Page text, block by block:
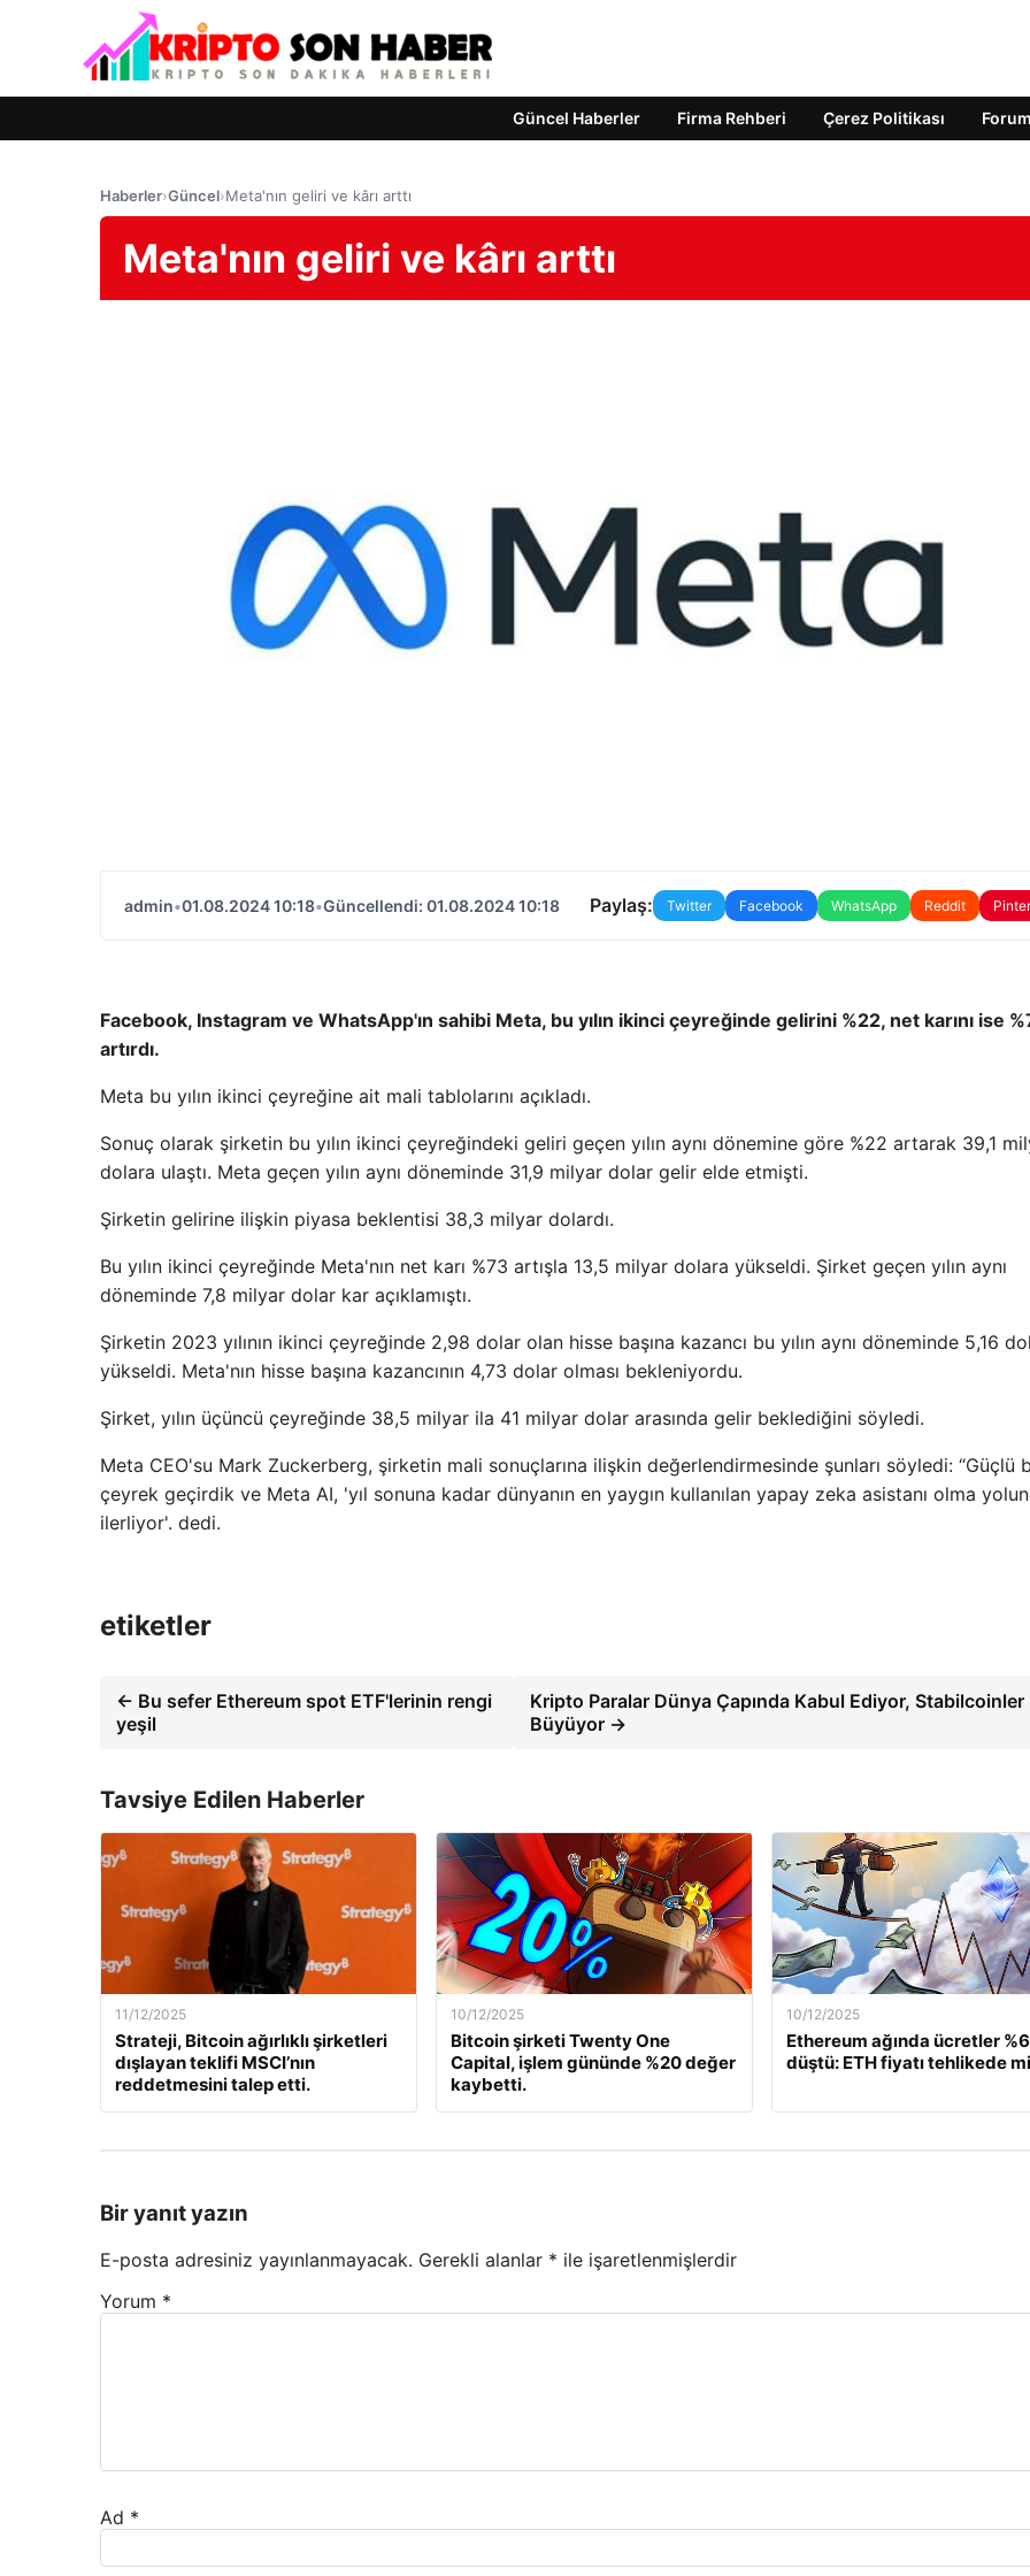
Güncel Haberler Firma Rehberi Çerez Politikası Forum
Haberler›Güncel›Meta'nın geliri ve kârı arttı
Meta'nın geliri ve kârı arttı
admin•01.08.2024 10:18•Güncellendi: 01.08.2024 10:18 Paylaş: Twitter Facebook WhatsApp Reddit
Facebook, Instagram ve WhatsApp'ın sahibi Meta, bu yılın ikinci çeyreğinde gelirini %22, net karını ise
artırdı.
Meta bu yılın ikinci çeyreğine ait mali tablolarını açıkladı.
Sonuç olarak şirketin bu yılın ikinci çeyreğindeki geliri geçen yılın aynı dönemine göre %22 artarak 39,1
dolara ulaştı. Meta geçen yılın aynı döneminde 31,9 milyar dolar gelir elde etmişti.
Şirketin gelirine ilişkin piyasa beklentisi 38,3 milyar dolardı.
Bu yılın ikinci çeyreğinde Meta'nın net karı %73 artışla 13,5 milyar dolara yükseldi. Şirket geçen yılın aynı
döneminde 7,8 milyar dolar kar açıklamıştı.
Şirketin 2023 yılının ikinci çeyreğinde 2,98 dolar olan hisse başına kazancı bu yılın aynı döneminde 5,16
yükseldi. Meta'nın hisse başına kazancının 4,73 dolar olması bekleniyordu.
Şirket, yılın üçüncü çeyreğinde 38,5 milyar ila 41 milyar dolar arasında gelir beklediğini söyledi.
Meta CEO'su Mark Zuckerberg, şirketin mali sonuçlarına ilişkin değerlendirmesinde şunları söyledi: “Güçlü
çeyrek geçirdik ve Meta AI, 'yıl sonuna kadar dünyanın en yaygın kullanılan yapay zeka asistanı olma
ilerliyor'. dedi.
etiketler
← Bu sefer Ethereum spot ETF'lerinin rengi
yeşil
Kripto Paralar Dünya Çapında Kabul Ediyor, Stabilcoinler
Büyüyor →
Tavsiye Edilen Haberler
11/12/2025
Strateji, Bitcoin ağırlıklı şirketleri
dışlayan teklifi MSCI’nın
reddetmesini talep etti.
10/12/2025
Bitcoin şirketi Twenty One
Capital, işlem gününde %20 değer
kaybetti.
10/12/2025
Ethereum ağında ücretler
düştü: ETH fiyatı tehlikede
Bir yanıt yazın
E-posta adresiniz yayınlanmayacak. Gerekli alanlar * ile işaretlenmişlerdir
Yorum *
Ad *